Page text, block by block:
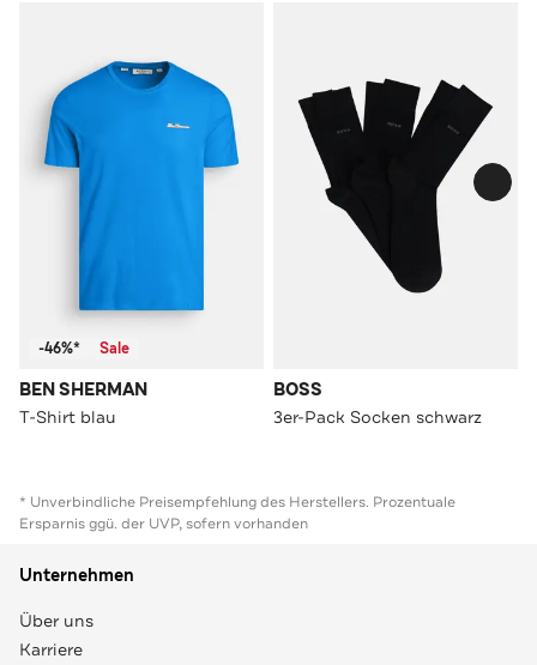
-46%* Sale
BEN SHERMAN
T-Shirt blau
BOSS
3er-Pack Socken schwarz
* Unverbindliche Preisempfehlung des Herstellers. Prozentuale
Ersparnis ggü. der UVP, sofern vorhanden
Unternehmen
Über uns
Karriere